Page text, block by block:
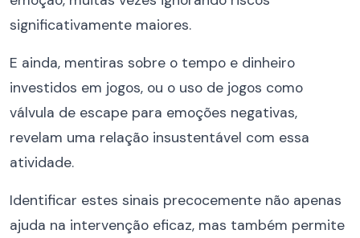
significativamente maiores.
E ainda, mentiras sobre o tempo e dinheiro
investidos em jogos, ou o uso de jogos como
válvula de escape para emoções negativas,
revelam uma relação insustentável com essa
atividade.
Identificar estes sinais precocemente não apenas
ajuda na intervenção eficaz, mas também permite